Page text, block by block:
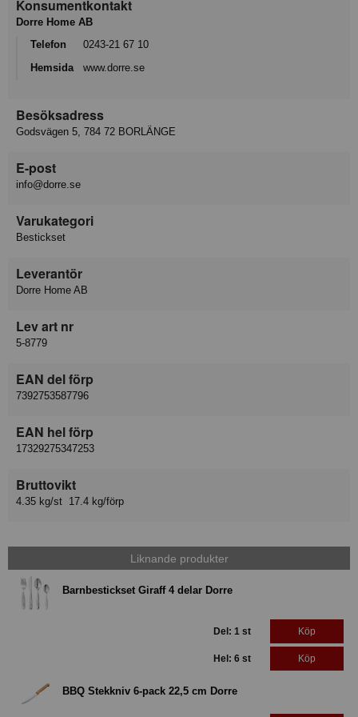
Konsumentkontakt
Dorre Home AB
Telefon
0243-21 67 10
Hemsida
www.dorre.se
Besöksadress
Godsvägen 5, 784 72 BORLÄNGE
E-post
info@dorre.se
Varukategori
Bestickset
Leverantör
Dorre Home AB
Lev art nr
5-8779
EAN del förp
7392753587796
EAN hel förp
17329275347253
Bruttovikt
4.35 kg/st 17.4 kg/förp
Liknande produkter
Barnbestickset Giraff 4 delar Dorre
Del: 1 st Köp
Hel: 6 st Köp
BBQ Stekkniv 6-pack 22,5 cm Dorre